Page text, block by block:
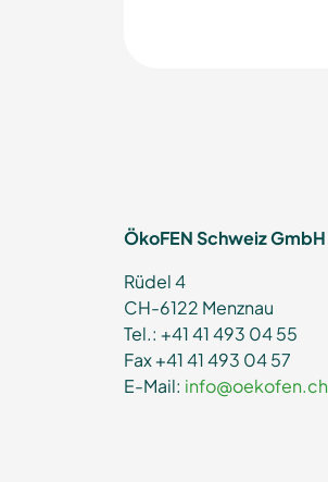
ÖkoFEN Schweiz GmbH
Rüdel 4
CH-6122 Menznau
Tel.: +41 41 493 04 55
Fax +41 41 493 04 57
E-Mail: info@oekofen.ch